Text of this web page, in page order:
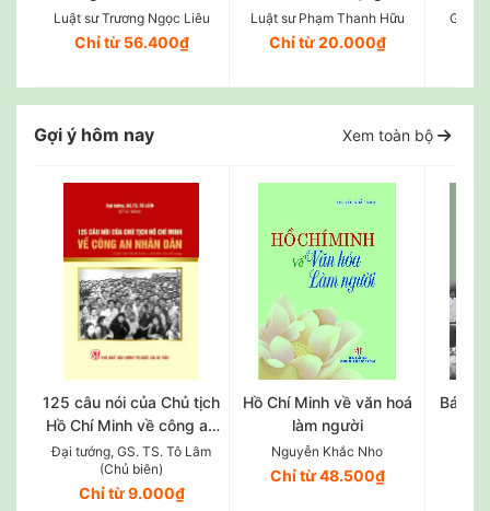
Luật sư Trương Ngọc Liêu
Chỉ từ 56.400₫
bản quy phạm pháp luật
Luật sư Phạm Thanh Hữu
Chỉ từ 20.000₫
Gợi ý hôm nay Xem toàn bộ
125 câu nói của Chủ tịch
Hồ Chí Minh về công an
nhân dân (Xuất bản lần
thứ năm, có chỉnh sửa, bổ
sung)
Đại tướng, GS. TS. Tô Lâm
(Chủ biên)
Chỉ từ 9.000₫
Hồ Chí Minh về văn hoá
làm người
Nguyễn Khắc Nho
Chỉ từ 48.500₫
Bác